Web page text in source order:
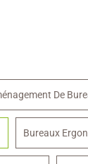
De
Bureaux